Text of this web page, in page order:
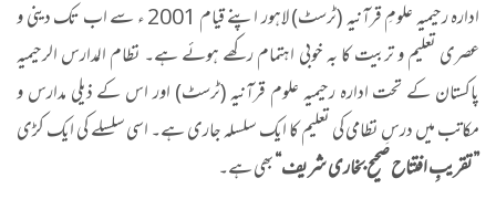
ادارہ رحیمیہ علومِ قرآنیہ (ٹرسٹ) لاہور اپنے قیام 2001 ء سے اب تک دینی و
عصری تعلیم و تربیت کا بہ خوبی اہتمام رکھے ہوئے ہے۔ نظام المدارس الرحیمیہ
پاکستان کے تحت ادارہ رحیمیہ علوم قرآنیہ (ٹرسٹ) اور اس کے ذیلی مدارس و
مکاتب میں درسِ نظامی کی تعلیم کا ایک سلسلہ جاری ہے۔ اسی سلسلے کی ایک کڑی
”تقریبِ افتتاح صحیح بخاری شریف“ بھی ہے۔